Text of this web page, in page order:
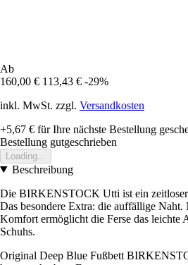
Ab
160,00 € 113,43 € -29%
inkl. MwSt. zzgl. Versandkosten
+5,67 € für Ihre nächste Bestellung
Bestellung gutgeschrieben
Loading...
Beschreibung
Die BIRKENSTOCK Utti ist ein
Das besondere Extra: die auffällige Naht.
Komfort ermöglicht die Ferse das leichte
Schuhs.
Original Deep Blue Fußbett